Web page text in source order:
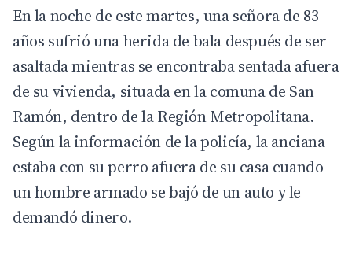
En la noche de este martes, una señora de 83
años sufrió una herida de bala después de ser
asaltada mientras se encontraba sentada afuera
de su vivienda, situada en la comuna de San
Ramón, dentro de laRegión Metropolitana.
Según la información de la policía, la anciana
estaba con su perro afuera de su casa cuando
un hombre armado se bajó de un auto y le
demandó dinero.